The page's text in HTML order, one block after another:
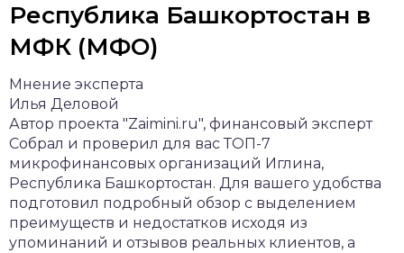
Республика Башкортостан в
МФК (МФО)
Мнение эксперта
Илья Деловой
Автор проекта "Zaimini.ru", финансовый эксперт
Собрал и проверил для вас ТОП-7
микрофинансовых организаций Иглина,
Республика Башкортостан. Для вашего удобства
подготовил подробный обзор с выделением
преимуществ и недостатков исходя из
упоминаний и отзывов реальных клиентов, а